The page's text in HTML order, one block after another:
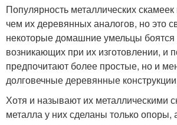
Популярность металлических
чем их деревянных аналогов, но это
некоторые домашние умельцы боятся
возникающих при их изготовлении, и
предпочитают более простые, но и
долговечные деревянные
Хотя и называют их металлическими
металла у них сделаны только опоры,